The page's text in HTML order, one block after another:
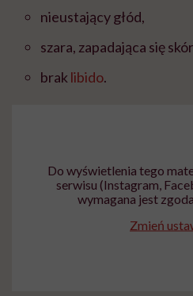
nieustający głód,
szara, zapadająca się
brak libido.
Do wyświetlenia tego
serwisu (Instagram,
wymagana jest
Zmień